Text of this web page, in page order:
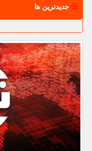
جدیدترین ها